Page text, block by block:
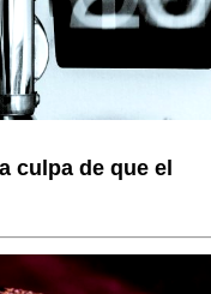
culpa de que el